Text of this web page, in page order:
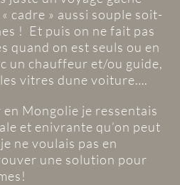
cadre » aussi souple soit-
! Et puis on ne fait pas
quand on est seuls ou en
un chauffeur et/ou guide,
vitres dune voiture….
Mongolie je ressentais
et enivrante qu’on peut
ne voulais pas en
une solution pour